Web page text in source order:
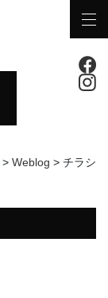
> Weblog > チラシ